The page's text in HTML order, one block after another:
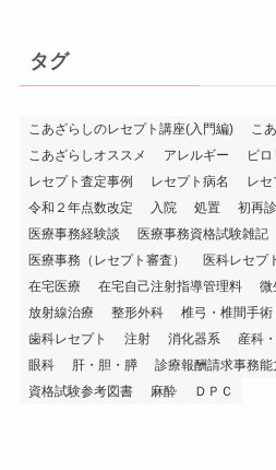
タグ
こあざらしのレセプト講座(入門編)
こ
こあざらしオススメ
アレルギー ピロ
レセプト査定事例
レセプト病名 レ
令和２年点数改定
入院 処置 初再診
医療事務経験談
医療事務資格試験雑記
医療事務（レセプト審査）
医科レセプ
在宅医療
在宅自己注射指導管理料 微
放射線治療
整形外科 椎弓・椎間手術
歯科レセプト
注射 消化器系 産科
眼科
肝・胆・膵 診療報酬請求事務
資格試験参考図書
麻酔 ＤＰＣ